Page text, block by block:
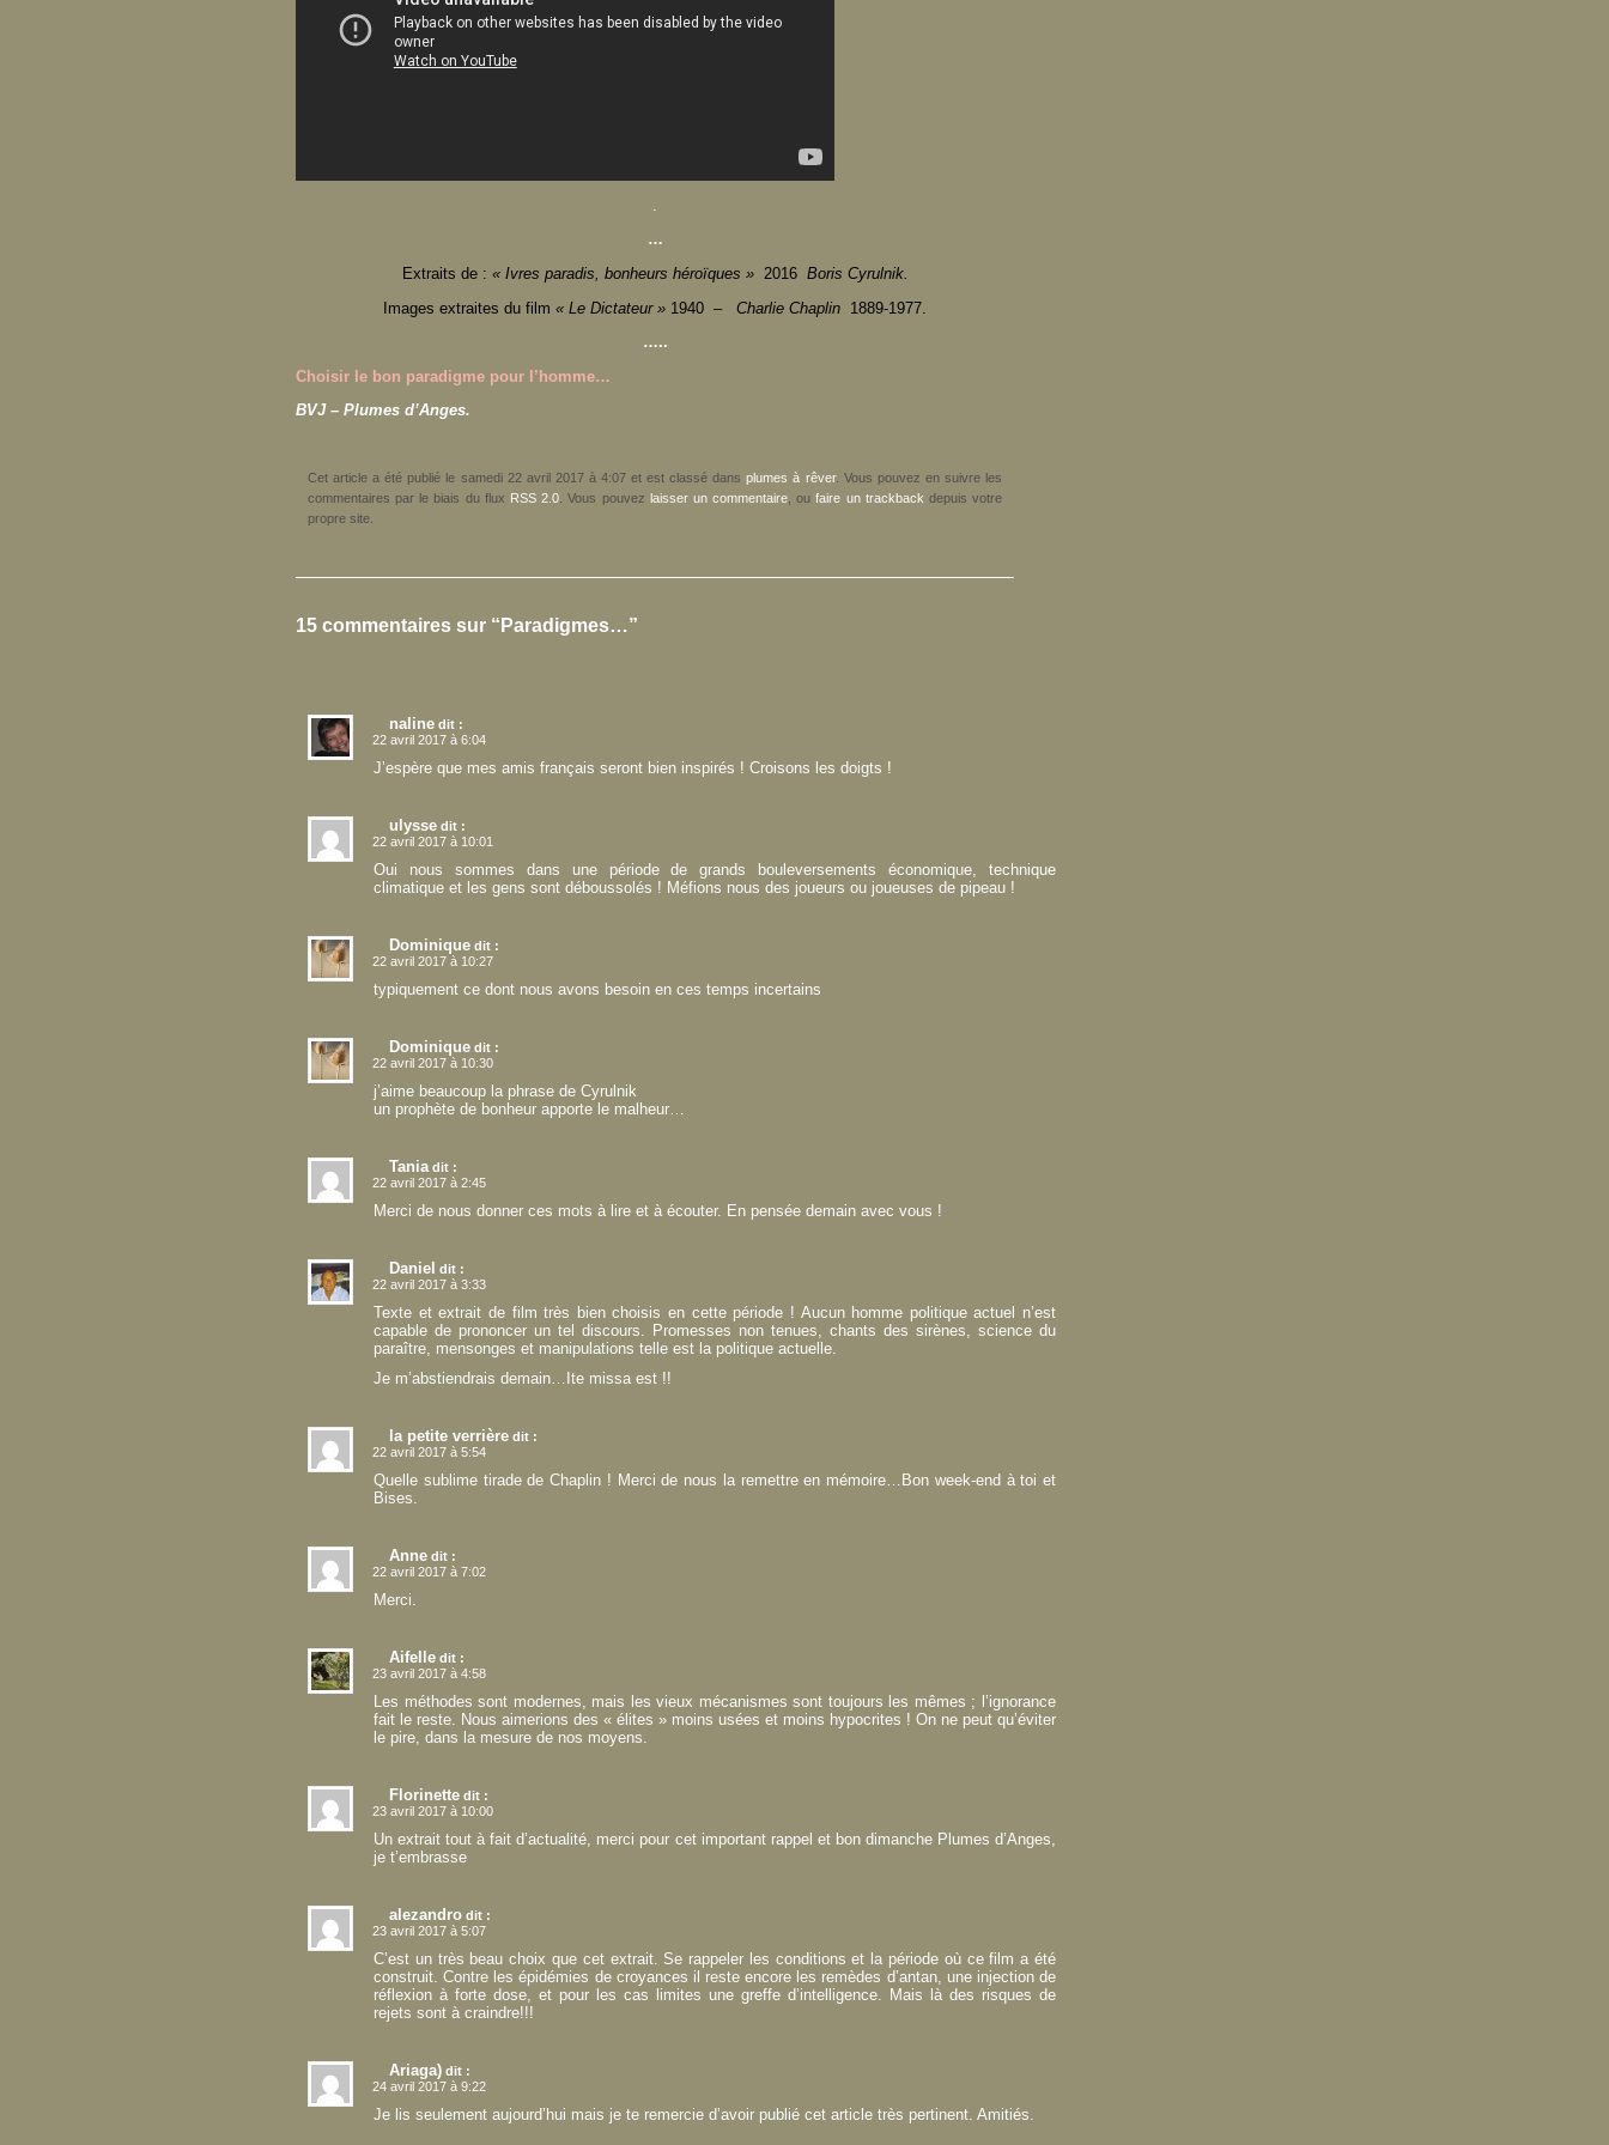
…
Extraits de : « Ivres paradis, bonheurs héroïques » 2016 Boris Cyrulnik.
Images extraites du film « Le Dictateur » 1940 – Charlie Chaplin 1889-1977.
…..
Choisir le bon paradigme pour l’homme…
BVJ – Plumes d’Anges.
Cet article a été publié le samedi 22 avril 2017 à 4:07 et est classé dansplumes à rêver. Vous pouvez en suivre les
commentaires par le biais du flux RSS 2.0 . Vous pouvez laisser un commentaire , oufaire un trackback depuis votre
propre site.
15 commentaires sur “Paradigmes…”
naline dit :
22 avril 2017 à 6:04
J’espère que mes amis français seront bien inspirés ! Croisons les doigts !
ulysse dit :
22 avril 2017 à 10:01
Oui nous sommes dans une période de grands bouleversements économique, technique
climatique et les gens sont déboussolés ! Méfions nous des joueurs ou joueuses de pipeau !
Dominique dit :
22 avril 2017 à 10:27
typiquement ce dont nous avons besoin en ces temps incertains
Dominique dit :
22 avril 2017 à 10:30
j’aime beaucoup la phrase de Cyrulnik
un prophète de bonheur apporte le malheur…
Tania dit :
22 avril 2017 à 2:45
Merci de nous donner ces mots à lire et à écouter. En pensée demain avec vous !
Daniel dit :
22 avril 2017 à 3:33
Texte et extrait de film très bien choisis en cette période ! Aucun homme politique actuel n’est
capable de prononcer un tel discours. Promesses non tenues, chants des sirènes, science du
paraître, mensonges et manipulations telle est la politique actuelle.
Je m’abstiendrais demain…Ite missa est !!
la petite verrière dit :
22 avril 2017 à 5:54
Quelle sublime tirade de Chaplin ! Merci de nous la remettre en mémoire…Bon week-end à toi et
Bises.
Anne dit :
22 avril 2017 à 7:02
Merci.
Aifelle dit :
23 avril 2017 à 4:58
Les méthodes sont modernes, mais les vieux mécanismes sont toujours les mêmes ; l’ignorance
fait le reste. Nous aimerions des « élites » moins usées et moins hypocrites ! On ne peut qu’éviter
le pire, dans la mesure de nos moyens.
Florinette dit :
23 avril 2017 à 10:00
Un extrait tout à fait d’actualité, merci pour cet important rappel et bon dimanche Plumes d’Anges,
je t’embrasse
alezandro dit :
23 avril 2017 à 5:07
C’est un très beau choix que cet extrait. Se rappeler les conditions et la période où ce film a été
construit. Contre les épidémies de croyances il reste encore les remèdes d’antan, une injection de
réflexion à forte dose, et pour les cas limites une greffe d’intelligence. Mais là des risques de
rejets sont à craindre!!!
Ariaga) dit :
24 avril 2017 à 9:22
Je lis seulement aujourd’hui mais je te remercie d’avoir publié cet article très pertinent. Amitiés.